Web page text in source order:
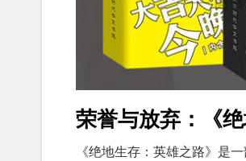
荣誉与放弃：《
《绝地生存：英雄之路》是